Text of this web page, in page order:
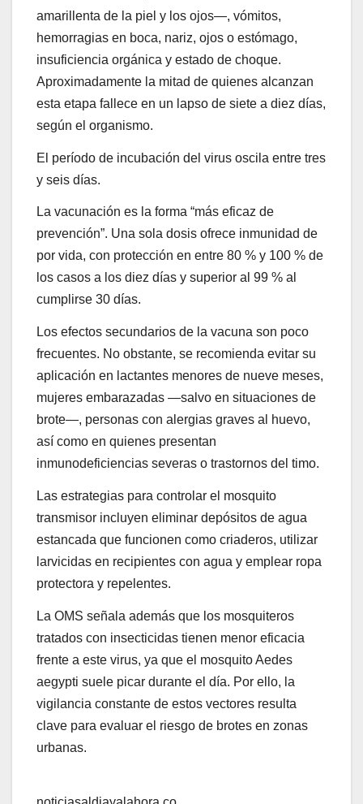
amarillenta de la piel y los ojos—, vómitos,
hemorragias en boca, nariz, ojos o estómago,
insuficiencia orgánica y estado de choque.
Aproximadamente la mitad de quienes alcanzan
esta etapa fallece en un lapso de siete a diez días,
según el organismo.
El período de incubación del virus oscila entre tres
y seis días.
La vacunación es la forma “más eficaz de
prevención”. Una sola dosis ofrece inmunidad de
por vida, con protección en entre 80 % y 100 % de
los casos a los diez días y superior al 99 % al
cumplirse 30 días.
Los efectos secundarios de la vacuna son poco
frecuentes. No obstante, se recomienda evitar su
aplicación en lactantes menores de nueve meses,
mujeres embarazadas —salvo en situaciones de
brote—, personas con alergias graves al huevo,
así como en quienes presentan
inmunodeficiencias severas o trastornos del timo.
Las estrategias para controlar el mosquito
transmisor incluyen eliminar depósitos de agua
estancada que funcionen como criaderos, utilizar
larvicidas en recipientes con agua y emplear ropa
protectora y repelentes.
La OMS señala además que los mosquiteros
tratados con insecticidas tienen menor eficacia
frente a este virus, ya que el mosquito Aedes
aegypti suele picar durante el día. Por ello, la
vigilancia constante de estos vectores resulta
clave para evaluar el riesgo de brotes en zonas
urbanas.